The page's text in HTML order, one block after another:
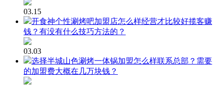
03.15
开食神个性涮烤吧加盟店怎么样经营才比较好揽客赚
钱？有没有什么技巧方法的？
03.03
选择半城山色涮烤一体锅加盟怎么样联系总部？需要
的加盟费大概在几万块钱？